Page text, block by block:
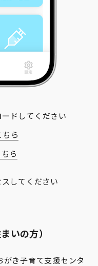
ドしてください
ら
ら
してください
いの方）
き子育て支援センタ